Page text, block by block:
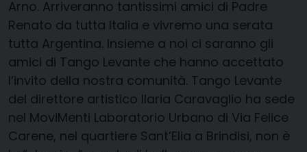
Arno. Arriveranno tantissimi amici di Padre
Renato da tutta Italia e vivremo una serata
tutta Argentina. Insieme a noi ci saranno gli
amici di Tango Levante che hanno accettato
l’invito della nostra comunità. Tango Levante
del direttore artistico Ilaria Caravaglio ha sede
nel MoviMenti Laboratorio Urbano di Via Felice
Carene, nel quartiere Sant’Elia a Brindisi, non è